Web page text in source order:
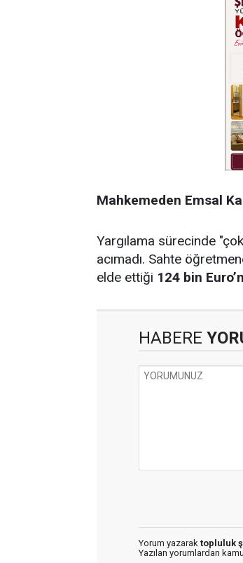
Mahkemeden Emsal
Yargılama sürecinde
acımadı. Sahte
elde ettiği 124 bin
HABERE
Yorum yazarak topluluk
Yazılan yorumlardan